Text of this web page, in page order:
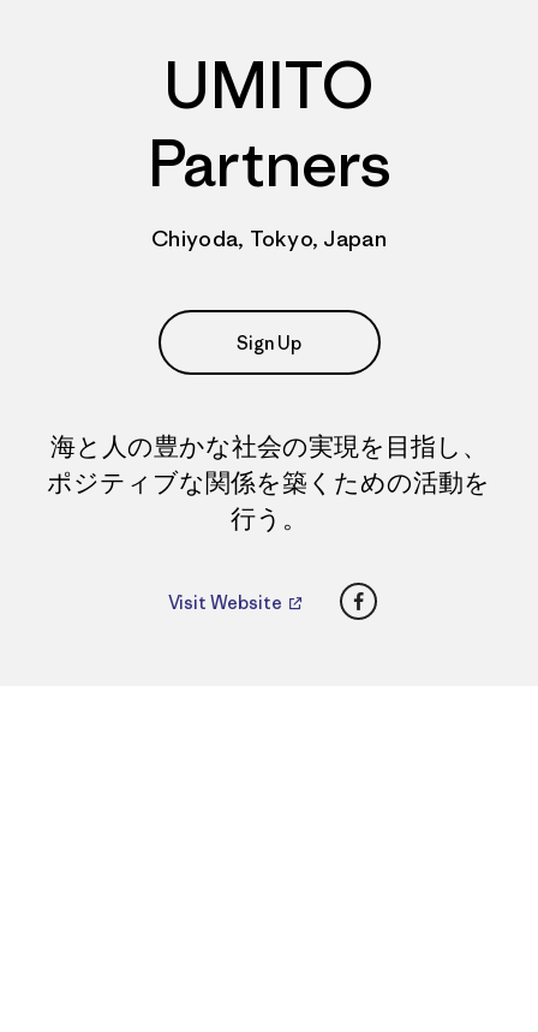
UMITO
Partners
Chiyoda, Tokyo, Japan
Sign Up
海と人の豊かな社会の実現を目指し、
ポジティブな関係を築くための活動を
行う。
Visit Website Facebook